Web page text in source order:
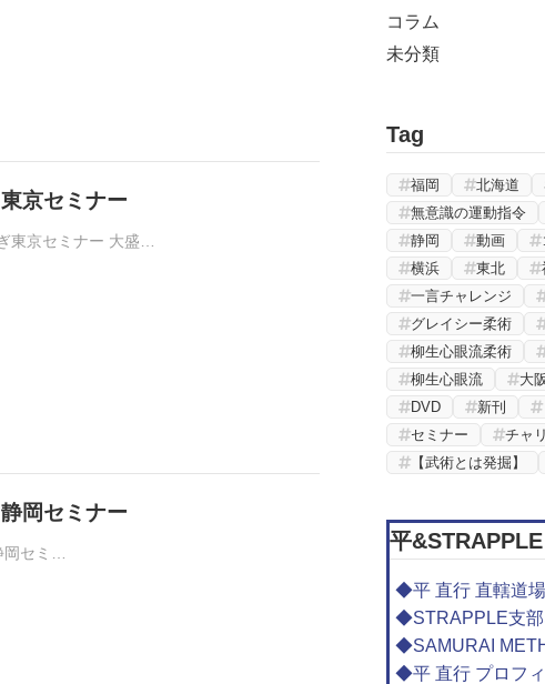
京セミナー
東京セミナー 大盛…
岡セミナー
岡セミ…
コラム
未分類
Tag
福岡 北海道
無意識の運動指令
静岡
動画
横浜
東北
一言チャレンジ
グレイシー柔術
柳生心眼流柔術
柳生心眼流
大阪
DVD
新刊
セミナー
チャ
【武術とは発掘】
平&STRAPPLE
◆平 直行 直轄道場
◆STRAPPLE支部
◆SAMURAI
◆平 直行 プロフ